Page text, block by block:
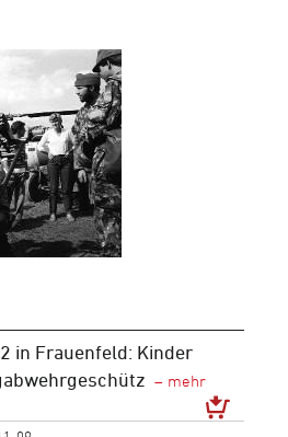
in Frauenfeld: Kinder